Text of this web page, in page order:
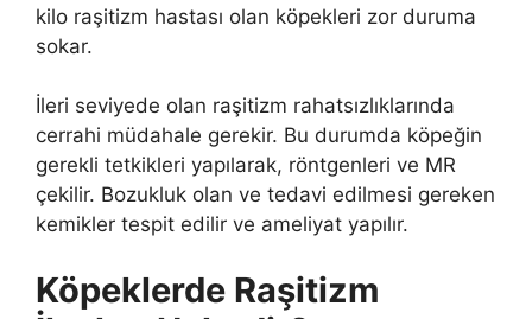
kilo raşitizm hastası olan köpekleri zor duruma
sokar.
İleri seviyede olan raşitizm rahatsızlıklarında
cerrahi müdahale gerekir. Bu durumda köpeğin
gerekli tetkikleri yapılarak, röntgenleri ve MR
çekilir. Bozukluk olan ve tedavi edilmesi gereken
kemikler tespit edilir ve ameliyat yapılır.
Köpeklerde Raşitizm